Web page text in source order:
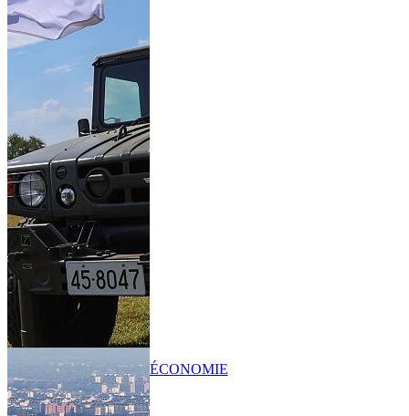
ÉCONOMIE